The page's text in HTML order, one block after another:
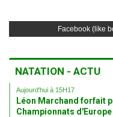
Facebook (like
NATATION - ACTU
Aujourd'hui à 15H17
Léon Marchand forfait
Championnats d'Europe